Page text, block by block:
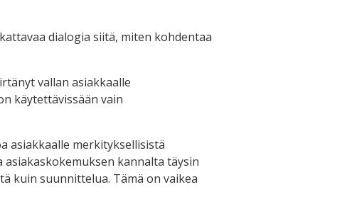
dialogia siitä, miten kohdentaa
vallan asiakkaalle
käytettävissään vain
asiakkaalle merkityksellisistä
kannalta täysin
kuin suunnittelua. Tämä on vaikea